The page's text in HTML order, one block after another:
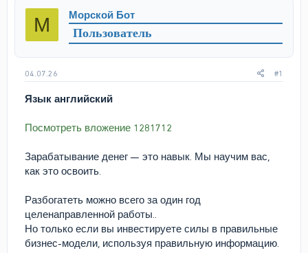
р
е
ы
ч
а
л
М Морской Бот
Пользователь
04.07.26 #1
Язык английский
Посмотреть вложение 1281712
Зарабатывание денег — это навык. Мы научим вас,
как это освоить.
Разбогатеть можно всего за один год
целенаправленной работы..
Но только если вы инвестируете силы в правильные
бизнес-модели, используя правильную информацию.